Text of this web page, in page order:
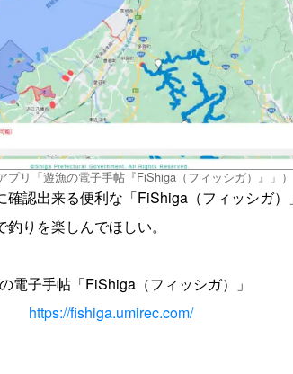
プリ「遊漁の電子手帖『FiShiga（フィッシガ）』」）
認出来る便利な「FiShiga（フィッシガ
りを楽しんでほしい。
電子手帖「FiShiga（フィッシガ）」
https://fishiga.umirec.com/